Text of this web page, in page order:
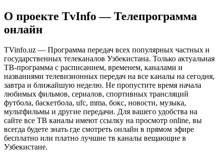
О проекте TvInfo — Телепрограмма
онлайн
TVinfo.uz — Программа передач всех популярных частных и
государственных телеканалов Узбекистана. Только актуальная
ТВ-программа с расписанием, временем, каналами и
названиями телевизионных передач на все каналы на сегодня,
завтра и ближайшую неделю. Не пропустите время начала
любимых фильмов, сериалов, спортивных трансляций
футбола, баскетбола, ufc, mma, бокс, новости, музыка,
мультфильмы и другие передачи. Для вашего удобства на
сайте все ТВ каналы имеют ссылку на просмотр online, вы
всегда будете знать где смотреть онлайн в прямом эфире
бесплатно или платно лучшие тв каналы вещающие в
Узбекистане.